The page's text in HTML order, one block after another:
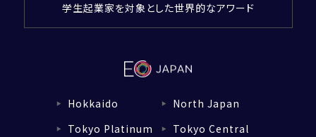
▼ Hokkaido ▼ North Japan
▼ Tokyo Platinum ▼ Tokyo Central
学生起業家を対象とした世界的なアワード